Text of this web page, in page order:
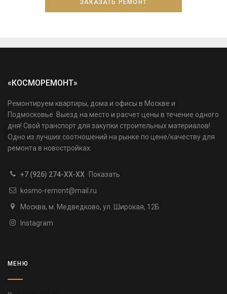
«КОСМОРЕМОНТ»
Ремонтируем квартиры, дома и офисы в Москве и
Подмосковье. Выезд на место и расчет цены в течение одного
дня! Свой транспорт для закупки строительных материалов!
Одно из лучших соотношений на рынке по цене/качеству для
ремонта в новостройках.
+7 (926) 274-XX-XX
Показать
kosmo-remont@mail.ru
Москва, м. Медведково, ул. Широкая, 12Б
Instagram
МЕНЮ